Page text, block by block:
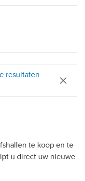
resultaten
te koop en te
u direct uw nieuwe